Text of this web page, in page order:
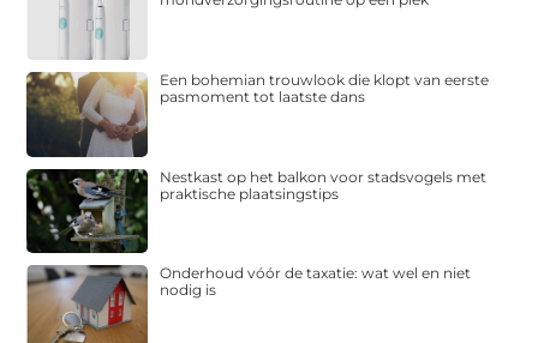
Een bohemian trouwlook die klopt van eerste
pasmoment tot laatste dans
Nestkast op het balkon voor stadsvogels met
praktische plaatsingstips
Onderhoud vóór de taxatie: wat wel en niet
nodig is